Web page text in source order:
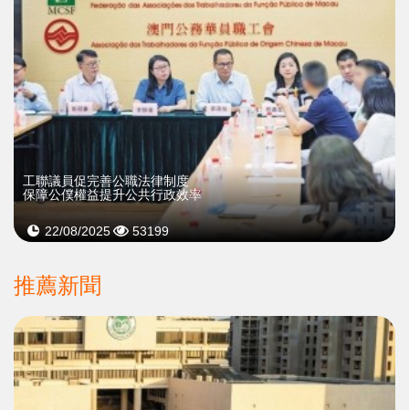
工聯議員促完善公職法律制度
保障公僕權益提升公共行政效率
22/08/2025 53199
推薦新聞